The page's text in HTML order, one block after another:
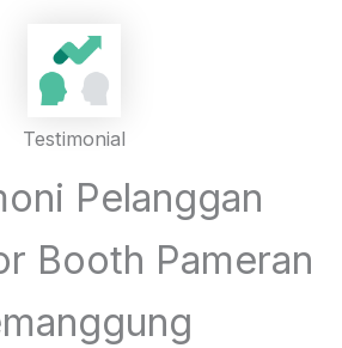
Testimonial
Pelanggan
Booth Pameran